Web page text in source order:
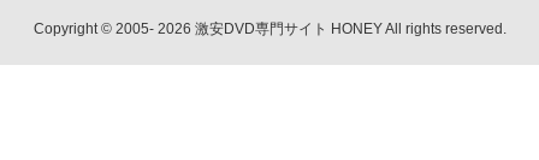
Copyright © 2005- 2026 激安DVD専門サイト HONEY All rights reserved.